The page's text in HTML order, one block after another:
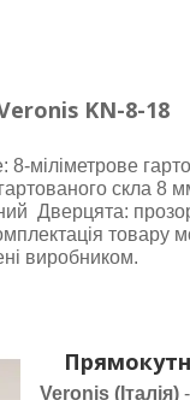
KN-8-18
8-міліметрове
скла
Дверцята:
виробником.
Veronis (Італія)